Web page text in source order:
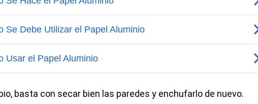
basta con secar bien las paredes y enchufarlo de nuevo.